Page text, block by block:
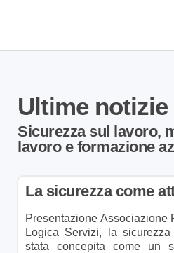
Ultime
Sicurezza sul lavoro,
lavoro e formazione
La sicurezza come
Presentazione Associazione
Logica Servizi, la
stata concepita come un